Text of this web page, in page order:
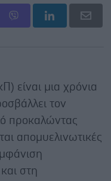
είναι μια χρόνια
τον
προκαλώντας
απομυελινωτικές
στη